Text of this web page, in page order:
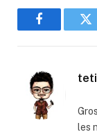
Facebook
les